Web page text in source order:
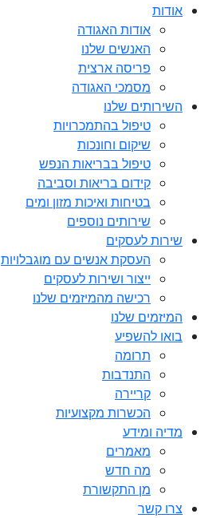
אודות
אודות האגודה
האנשים שלנו
פריסה ארצית
מסמכי האגודה
השירותים שלנו
טיפול בהתמכרויות
שיקום וחונכות
טיפול בבריאות הנפש
קידום בריאות וסביבה
בטיחות ואיכות מזון ומים
שירותים נוספים
שירות לעסקים
העסקת אנשים עם מוגבלויות
ייצור ושירות לעסקים
רכישה מהמיזמים שלנו
המיזמים שלנו
בואו להשפיע
תרומה
התנדבות
קריירה
הכשרות מקצועיות
מדיה ומידע
מאמרים
מה חדש
מן התקשורת
צרו קשר